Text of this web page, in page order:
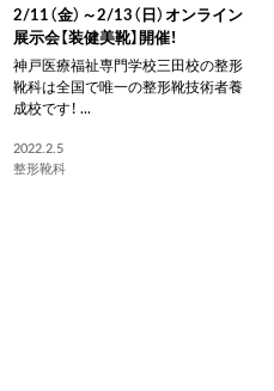
2/11（金）～2/13（日）オンライン
展示会【装健美靴】開催！
神戸医療福祉専門学校三田校の整形
靴科は全国で唯一の整形靴技術者養
成校です！ ...
2022.2.5
整形靴科